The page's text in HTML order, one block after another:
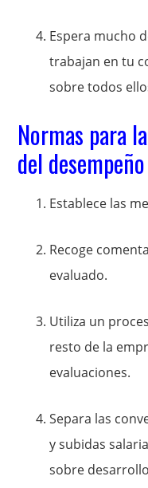
Espera mucho
trabajan en tu
sobre todos
Normas para
del desempeño
Establece las
Recoge
evaluado.
Utiliza un
resto de la
evaluaciones.
Separa las
y subidas
sobre